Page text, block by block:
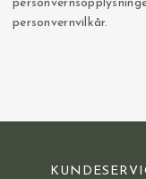
personvernvilkår.